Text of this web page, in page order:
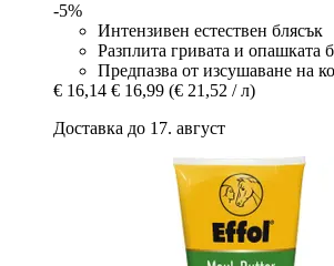
-5%
Интензивен естествен блясък
Разплита гривата и опашката
Предпазва от изсушаване на
€ 16,14 € 16,99 (€ 21,52 / л)
Доставка до 17. август